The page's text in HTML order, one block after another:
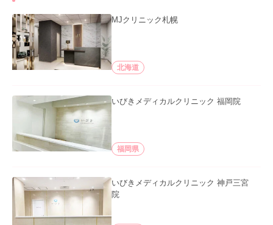
MJクリニック札幌
北海道
いびきメディカルクリニック 福岡院
福岡県
いびきメディカルクリニック 神戸三宮
院